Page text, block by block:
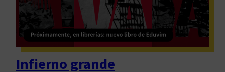
V
r
d
e
j
Infierno grande